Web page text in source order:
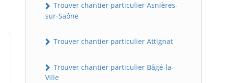
Trouver chantier particulier Asnières-
sur-Saône
Trouver chantier particulier Attignat
Trouver chantier particulier Bâgé-la-
Ville